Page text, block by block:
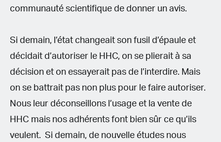
communauté scientifique de donner un avis.
Si demain, l’état changeait son fusil d’épaule et
décidait d’autoriser le HHC, on se plierait à sa
décision et on essayerait pas de l’interdire. Mais
on se battrait pas non plus pour le faire autoriser.
Nous leur déconseillons l’usage et la vente de
HHC mais nos adhérents font bien sûr ce qu’ils
veulent. Si demain, de nouvelle études nous